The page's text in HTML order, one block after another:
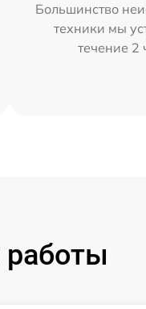
Большинство
техники мы
течение 2